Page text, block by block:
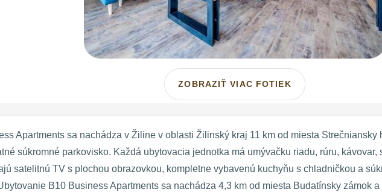
ZOBRAZIŤ VIAC FOTIEK
Apartments sa nachádza v Žiline v oblasti Žilinský kraj 11 km od miesta
súkromné parkovisko. Každá ubytovacia jednotka má umývačku riadu, rúru,
satelitnú TV s plochou obrazovkou, kompletne vybavenú kuchyňu s chladničkou a
B10 Business Apartments sa nachádza 4,3 km od miesta Budatínsky zámok